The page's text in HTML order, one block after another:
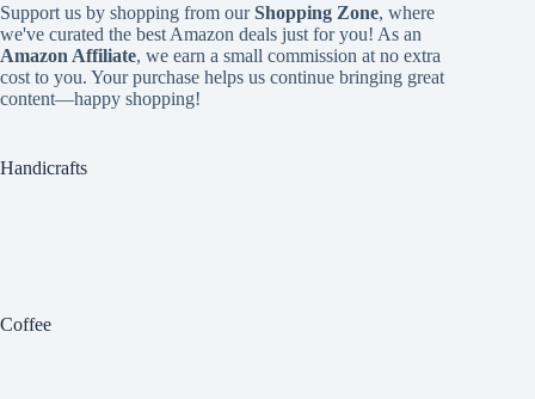
Support us by shopping from ourShopping Zone, where
we've curated the best Amazon deals just for you! As an
Amazon Affiliate, we earn a small commission at no extra
cost to you. Your purchase helps us continue bringing great
content—happy shopping!
Handicrafts
Coffee